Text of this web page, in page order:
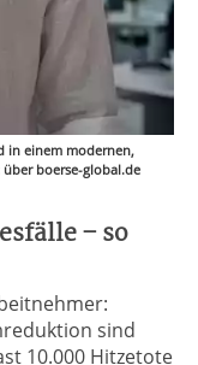
in einem modernen,
boerse-global.de
– so
sind
10.000 Hitzetote